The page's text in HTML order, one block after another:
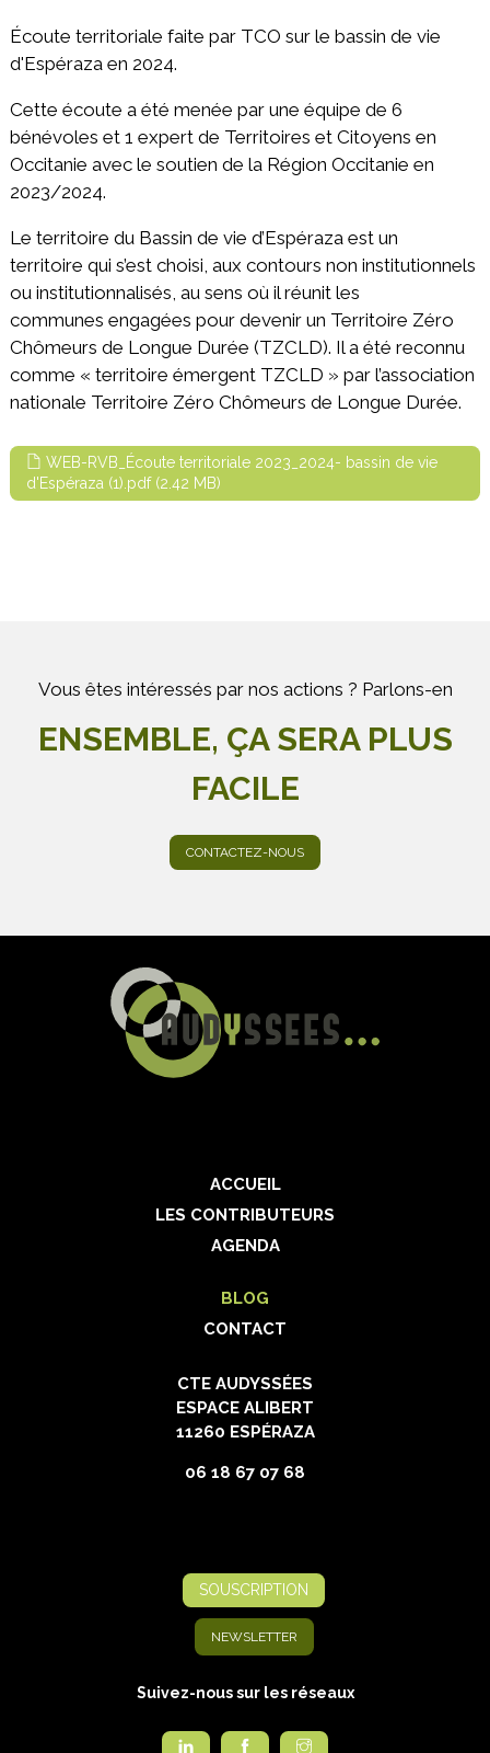
Écoute territoriale faite par TCO sur le bassin de vie
d'Espéraza en 2024.
Cette écoute a été menée par une équipe de 6
bénévoles et 1 expert de Territoires et Citoyens en
Occitanie avec le soutien de la Région Occitanie en
2023/2024.
Le territoire du Bassin de vie d’Espéraza est un
territoire qui s’est choisi, aux contours non institutionnels
ou institutionnalisés, au sens où il réunit les
communes engagées pour devenir un Territoire Zéro
Chômeurs de Longue Durée (TZCLD). Il a été reconnu
comme « territoire émergent TZCLD » par l’association
nationale Territoire Zéro Chômeurs de Longue Durée.
WEB-RVB_Écoute territoriale 2023_2024- bassin de vie
d'Espéraza (1).pdf (2.42 MB)
Vous êtes intéressés par nos actions ? Parlons-en
ENSEMBLE, ÇA SERA PLUS
FACILE
CONTACTEZ-NOUS
ACCUEIL
LES CONTRIBUTEURS
AGENDA
BLOG
CONTACT
CTE AUDYSSÉES
ESPACE ALIBERT
11260 ESPÉRAZA
06 18 67 07 68
SOUSCRIPTION
NEWSLETTER
Suivez-nous sur les réseaux